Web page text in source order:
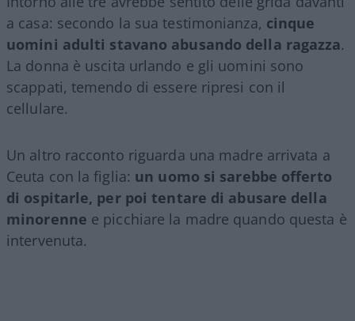
a casa: secondo la sua testimonianza, cinque
uomini adulti stavano abusando della ragazza.
La donna è uscita urlando e gli uomini sono
scappati, temendo di essere ripresi con il
cellulare.
Un altro racconto riguarda una madre arrivata a
Ceuta con la figlia: un uomo si sarebbe offerto
di ospitarle, per poi tentare di abusare della
minorenne e picchiare la madre quando questa è
intervenuta.